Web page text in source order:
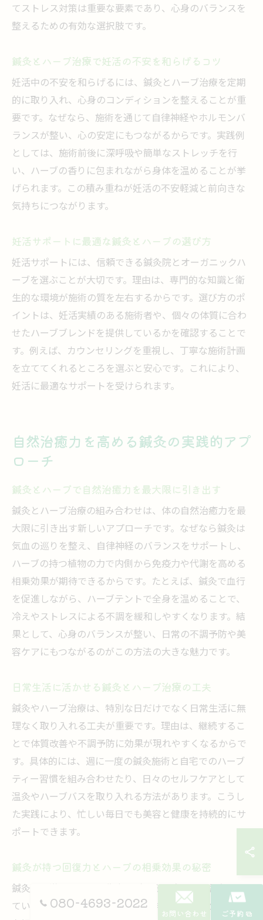
てストレス対策は重要な要素であり、心身のバランスを
整えるための有効な選択肢です。
鍼灸とハーブ治療で妊活の不安を和らげるコツ
妊活中の不安を和らげるには、鍼灸とハーブ治療を定期
的に取り入れ、心身のコンディションを整えることが重
要です。なぜなら、施術を通じて自律神経やホルモンバ
ランスが整い、心の安定にもつながるからです。実践例
としては、施術前後に深呼吸や簡単なストレッチを行
い、ハーブの香りに包まれながら身体を温めることが挙
げられます。この積み重ねが妊活の不安軽減と前向きな
気持ちにつながります。
妊活サポートに最適な鍼灸とハーブの選び方
妊活サポートには、信頼できる鍼灸院とオーガニックハ
ーブを選ぶことが大切です。理由は、専門的な知識と衛
生的な環境が施術の質を左右するからです。選び方のポ
イントは、妊活実績のある施術者や、個々の体質に合わ
せたハーブブレンドを提供しているかを確認することで
す。例えば、カウンセリングを重視し、丁寧な施術計画
を立ててくれるところを選ぶと安心です。これにより、
妊活に最適なサポートを受けられます。
自然治癒力を高める鍼灸の実践的アプ
ローチ
鍼灸とハーブで自然治癒力を最大限に引き出す
鍼灸とハーブ治療の組み合わせは、体の自然治癒力を最
大限に引き出す新しいアプローチです。なぜなら鍼灸は
気血の巡りを整え、自律神経のバランスをサポートし、
ハーブの持つ植物の力で内側から免疫力や代謝を高める
相乗効果が期待できるからです。たとえば、鍼灸で血行
を促進しながら、ハーブテントで全身を温めることで、
冷えやストレスによる不調を緩和しやすくなります。結
果として、心身のバランスが整い、日常の不調予防や美
容ケアにもつながるのがこの方法の大きな魅力です。
日常生活に活かせる鍼灸とハーブ治療の工夫
鍼灸やハーブ治療は、特別な日だけでなく日常生活に無
理なく取り入れる工夫が重要です。理由は、継続するこ
とで体質改善や不調予防に効果が現れやすくなるからで
す。具体的には、週に一度の鍼灸施術と自宅でのハーブ
ティー習慣を組み合わせたり、日々のセルフケアとして
温灸やハーブバスを取り入れる方法があります。こうし
た実践により、忙しい毎日でも美容と健康を持続的にサ
ポートできます。
鍼灸が持つ回復力とハーブの相乗効果の秘密
鍼灸の刺激は、体の回復力を引き出す点で高く評価され
ています。そこにハーブの抗酸化作用やリラックス効果
080-4693-2022
お問い合わせ ご予約